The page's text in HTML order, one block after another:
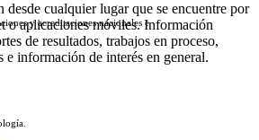
y acreditaciones nacionales e
desde cualquier lugar que se encuentre por
o aplicaciones móviles. Información
de resultados, trabajos en proceso,
e información de interés en general.